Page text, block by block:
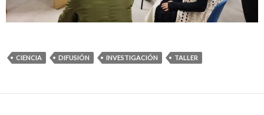
CIENCIA DIFUSIÓN INVESTIGACIÓN TALLER